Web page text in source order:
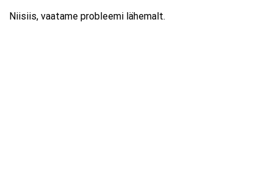
Niisiis, vaatame probleemi lähemalt.